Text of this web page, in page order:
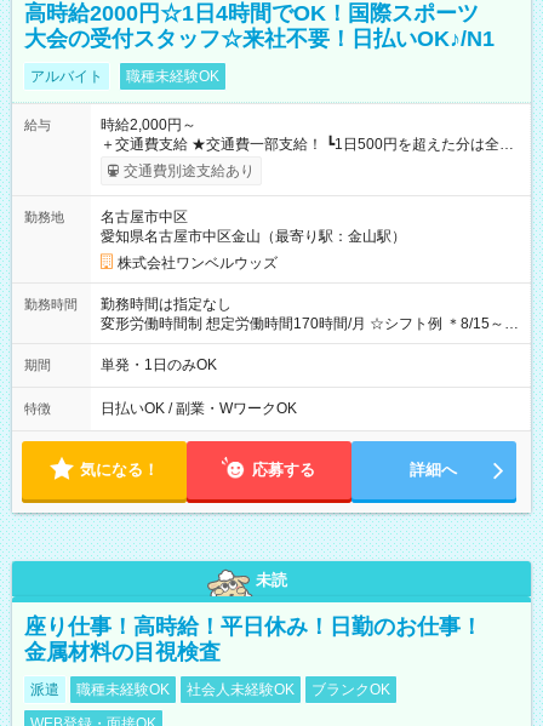
高時給2000円☆1日4時間でOK！国際スポーツ
大会の受付スタッフ☆来社不要！日払いOK♪/N1
アルバイト 職種未経験OK
給与
時給2,000円～
＋交通費支給 ★交通費一部支給！ ┗1日500円を超えた分は全額
支給！ ※往復500円以内の方は自己負担となります ★日払い
OK！（規定あり） ┗働いたその日に現金GET♪ お仕事後はコン
期間なし
交通費別途支給あり
勤務地
名古屋市中区
愛知県名古屋市中区金山（最寄り駅：金山駅）
株式会社ワンベルウッズ
勤務時間
勤務時間は指定なし
変形労働時間制 想定労働時間170時間/月 ☆シフト例 ＊8/15～
10/26 全日共通 08：00～12：00 17：00～21：00 ＊8/31
～9/19のみ下記シフトもあります！ 12：00～16：00 ＊9/6～
00
期間 単発・1日のみOK
特徴 日払いOK / 副業・WワークOK
気になる！ 応募する 詳細へ
未読
座り仕事！高時給！平日休み！日勤のお仕事！
金属材料の目視検査
派遣 職種未経験OK 社会人未経験OK
ブランクOK